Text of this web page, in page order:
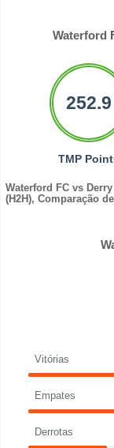
Waterford
252.9
TMP
Waterford FC vs
(H2H), Comparação
Vitórias
Empates
Derrotas